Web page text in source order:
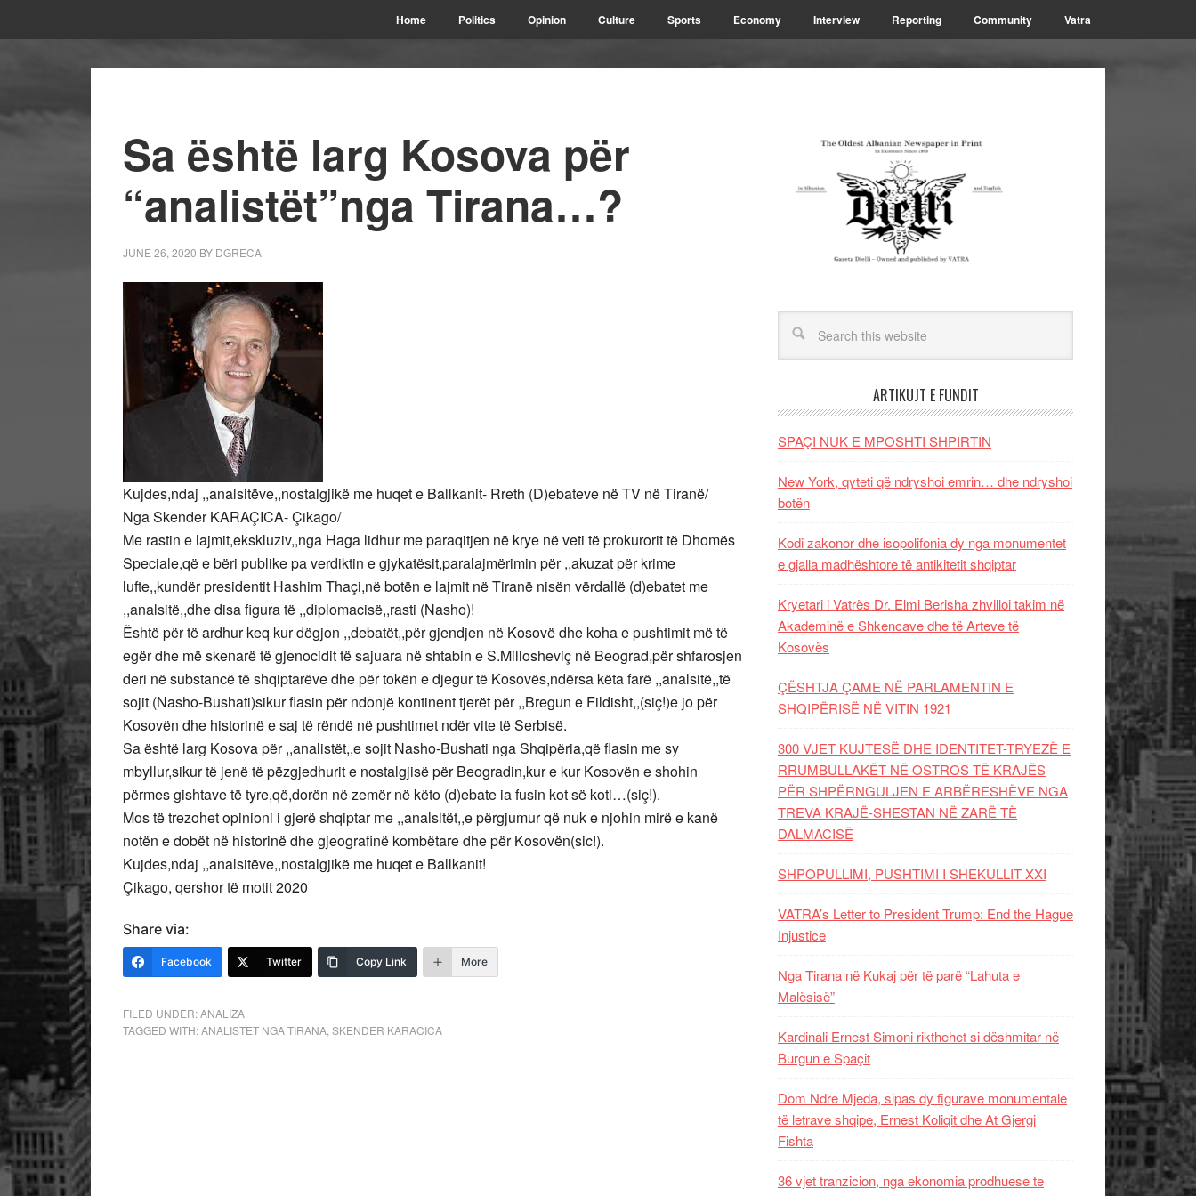
Home Politics Opinion Culture Sports Economy Interview Reporting Community Vatra
Sa është larg Kosova për
“analistët”nga Tirana…?
JUNE 26, 2020 BY DGRECA
Kujdes,ndaj ,,analsitëve,,nostalgjikë me huqet e Ballkanit- Rreth (D)ebateve në TV në Tiranë/
Nga Skender KARAÇICA- Çikago/
Me rastin e lajmit,ekskluziv,,nga Haga lidhur me paraqitjen në krye në veti të prokurorit të Dhomës
Speciale,që e bëri publike pa verdiktin e gjykatësit,paralajmërimin për ,,akuzat për krime
lufte,,kundër presidentit Hashim Thaçi,në botën e lajmit në Tiranë nisën vërdallë (d)ebatet me
,,analsitë,,dhe disa figura të ,,diplomacisë,,rasti (Nasho)!
Është për të ardhur keq kur dëgjon ,,debatët,,për gjendjen në Kosovë dhe koha e pushtimit më të
egër dhe më skenarë të gjenocidit të sajuara në shtabin e S.Millosheviç në Beograd,për shfarosjen
deri në substancë të shqiptarëve dhe për tokën e djegur të Kosovës,ndërsa këta farë ,,analsitë,,të
sojit (Nasho-Bushati)sikur flasin për ndonjë kontinent tjerët për ,,Bregun e Fildisht,,(siç!)e jo për
Kosovën dhe historinë e saj të rëndë në pushtimet ndër vite të Serbisë.
Sa është larg Kosova për ,,analistët,,e sojit Nasho-Bushati nga Shqipëria,që flasin me sy
mbyllur,sikur të jenë të pëzgjedhurit e nostalgjisë për Beogradin,kur e kur Kosovën e shohin
përmes gishtave të tyre,që,dorën në zemër në këto (d)ebate ia fusin kot së koti…(siç!).
Mos të trezohet opinioni i gjerë shqiptar me ,,analsitët,,e përgjumur që nuk e njohin mirë e kanë
notën e dobët në historinë dhe gjeografinë kombëtare dhe për Kosovën(sic!).
Kujdes,ndaj ,,analsitëve,,nostalgjikë me huqet e Ballkanit!
Çikago, qershor të motit 2020
Share via:
Facebook Twitter Copy Link More
FILED UNDER:ANALIZA
TAGGED WITH:ANALISTET NGA TIRANA SKENDER KARACICA
ARTIKUJT E FUNDIT
SPAÇI NUK E MPOSHTI SHPIRTIN
New York, qyteti që ndryshoi emrin… dhe ndryshoi
botën
Kodi zakonor dhe isopolifonia dy nga monumentet
e gjalla madhështore të antikitetit shqiptar
Kryetari i Vatrës Dr. Elmi Berisha zhvilloi takim në
Akademinë e Shkencave dhe të Arteve të
Kosovës
ÇËSHTJA ÇAME NË PARLAMENTIN E
SHQIPËRISË NË VITIN 1921
300 VJET KUJTESË DHE IDENTITET-TRYEZË E
RRUMBULLAKËT NË OSTROS TË KRAJËS
PËR SHPËRNGULJEN E ARBËRESHËVE NGA
TREVA KRAJË-SHESTAN NË ZARË TË
DALMACISË
SHPOPULLIMI, PUSHTIMI I SHEKULLIT XXI
VATRA’s Letter to President Trump: End the Hague
Injustice
Nga Tirana në Kukaj për të parë “Lahuta e
Malësisë”
Kardinali Ernest Simoni rikthehet si dëshmitar në
Burgun e Spaçit
Dom Ndre Mjeda, sipas dy figurave monumentale
të letrave shqipe, Ernest Koliqit dhe At Gjergj
Fishta
36 vjet tranzicion, nga ekonomia prodhuese te